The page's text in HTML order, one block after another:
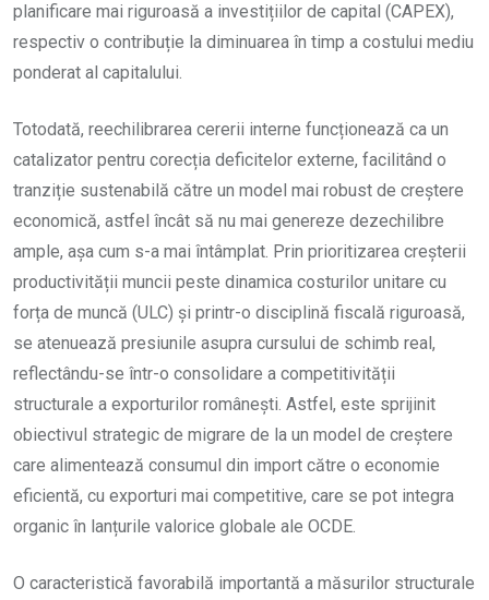
planificare mai riguroasă a investițiilor de capital (CAPEX),
respectiv o contribuție la diminuarea în timp a costului mediu
ponderat al capitalului.
Totodată, reechilibrarea cererii interne funcționează ca un
catalizator pentru corecția deficitelor externe, facilitând o
tranziție sustenabilă către un model mai robust de creștere
economică, astfel încât să nu mai genereze dezechilibre
ample, așa cum s-a mai întâmplat. Prin prioritizarea creșterii
productivității muncii peste dinamica costurilor unitare cu
forța de muncă (ULC) și printr-o disciplină fiscală riguroasă,
se atenuează presiunile asupra cursului de schimb real,
reflectându-se într-o consolidare a competitivității
structurale a exporturilor românești. Astfel, este sprijinit
obiectivul strategic de migrare de la un model de creștere
care alimentează consumul din import către o economie
eficientă, cu exporturi mai competitive, care se pot integra
organic în lanțurile valorice globale ale OCDE.
O caracteristică favorabilă importantă a măsurilor structurale